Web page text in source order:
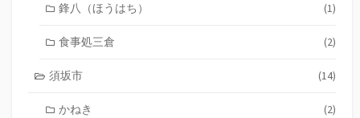
鋒八（ほうはち） (1)
食事処三倉 (2)
須坂市 (14)
かねき (2)